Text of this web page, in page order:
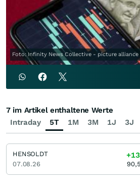
Foto: Infinity News Collective - picture alliance
Intraday 5T 1M 3M 1J 3J
7 im Artikel enthaltene Werte
HENSOLDT
07.08.26